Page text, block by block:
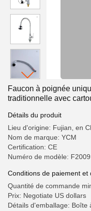
Faucon à poignée
traditionnelle avec
Détails du produit
Lieu d'origine: Fujian, en
Nom de marque: YCM
Certification: CE
Numéro de modèle: F2009
Conditions de paiement et
Quantité de commande
Prix: Negotiate US dollars
Détails d'emballage: Boîte